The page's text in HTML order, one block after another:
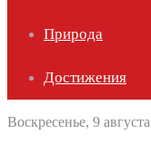
Природа
Достижения
Воскресенье, 9